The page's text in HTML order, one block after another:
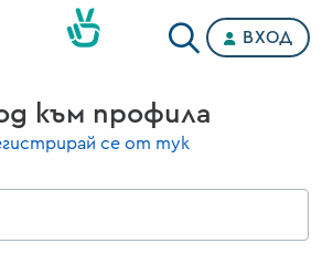
ВХОД
към профила
се от тук